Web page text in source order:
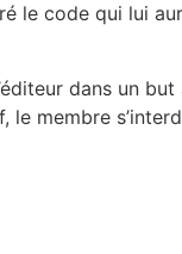
le code qui lui
dans un
membre